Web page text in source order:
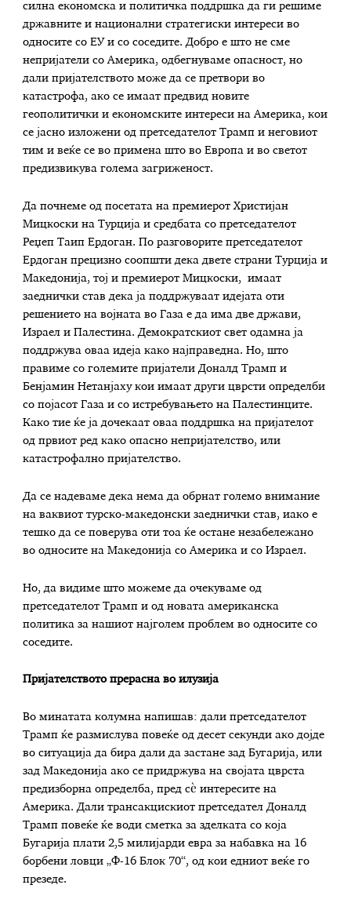
силна економска и политичка поддршка да ги решиме
државните и национални стратегиски интереси во
односите со ЕУ и со соседите. Добро е што не сме
непријатели со Америка, одбегнуваме опасност, но
дали пријателството може да се претвори во
катастрофа, ако се имаат предвид новите
геополитички и економските интереси на Америка, кои
се јасно изложени од претседателот Трамп и неговиот
тим и веќе се во примена што во Европа и во светот
предизвикува голема загриженост.
Да почнеме од посетата на премиерот Христијан
Мицкоски на Турција и средбата со претседателот
Реџеп Таип Ердоган. По разговорите претседателот
Ердоган прецизно соопшти дека двете страни Турција и
Македонија, тој и премиерот Мицкоски, имаат
заеднички став дека ја поддржуваат идејата оти
решението на војната во Газа е да има две држави,
Израел и Палестина. Демократскиот свет одамна ја
поддржува оваа идеја како најправедна. Но, што
правиме со големите пријатели Доналд Трамп и
Бенјамин Нетанјаху кои имаат други цврсти определби
со појасот Газа и со истребувањето на Палестинците.
Како тие ќе ја дочекаат оваа поддршка на пријателот
од првиот ред како опасно непријателство, или
катастрофално пријателство.
Да се надеваме дека нема да обрнат големо внимание
на ваквиот турско-македонски заеднички став, иако е
тешко да се поверува оти тоа ќе остане незабележано
во односите на Македонија со Америка и со Израел.
Но, да видиме што можеме да очекуваме од
претседателот Трамп и од новата американска
политика за нашиот најголем проблем во односите со
соседите.
Пријателството прерасна во илузија
Во минатата колумна напишав: дали претседателот
Трамп ќе размислува повеќе од десет секунди ако дојде
во ситуација да бира дали да застане зад Бугарија, или
зад Македонија ако се придржува на својата цврста
предизборна определба, пред сѐ интересите на
Америка. Дали трансакцискиот претседател Доналд
Трамп повеќе ќе води сметка за зделката со која
Бугарија плати 2,5 милијарди евра за набавка на 16
борбени ловци „Ф-16 Блок 70“, од кои едниот веќе го
презеде.